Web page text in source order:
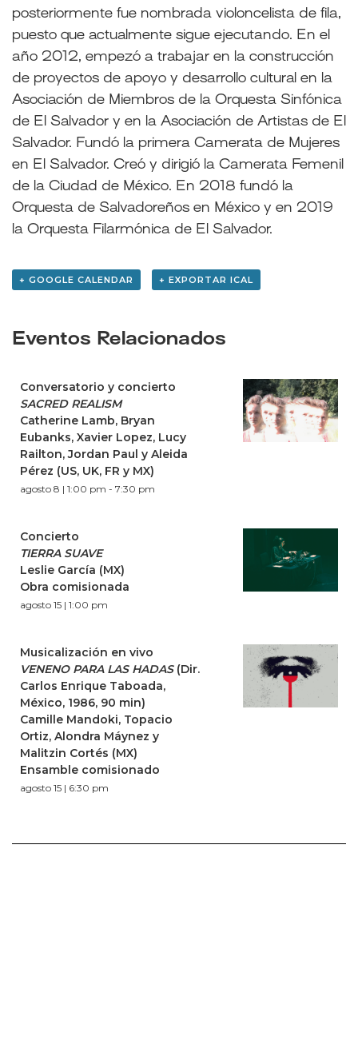
posteriormente fue nombrada violoncelista de fila,
puesto que actualmente sigue ejecutando. En el
año 2012, empezó a trabajar en la construcción
de proyectos de apoyo y desarrollo cultural en la
Asociación de Miembros de la Orquesta Sinfónica
de El Salvador y en la Asociación de Artistas de El
Salvador. Fundó la primera Camerata de Mujeres
en El Salvador. Creó y dirigió la Camerata Femenil
de la Ciudad de México. En 2018 fundó la
Orquesta de Salvadoreños en México y en 2019
la Orquesta Filarmónica de El Salvador.
+ GOOGLE CALENDAR + EXPORTAR ICAL
Eventos Relacionados
Conversatorio y concierto
SACRED REALISM
Catherine Lamb, Bryan
Eubanks, Xavier Lopez, Lucy
Railton, Jordan Paul y Aleida
Pérez (US, UK, FR y MX)
agosto 8 | 1:00 pm - 7:30 pm
Concierto
TIERRA SUAVE
Leslie García (MX)
Obra comisionada
agosto 15 | 1:00 pm
Musicalización en vivo
VENENO PARA LAS HADAS(Dir.
Carlos Enrique Taboada,
México, 1986, 90 min)
Camille Mandoki, Topacio
Ortiz, Alondra Máynez y
Malitzin Cortés (MX)
Ensamble comisionado
agosto 15 | 6:30 pm